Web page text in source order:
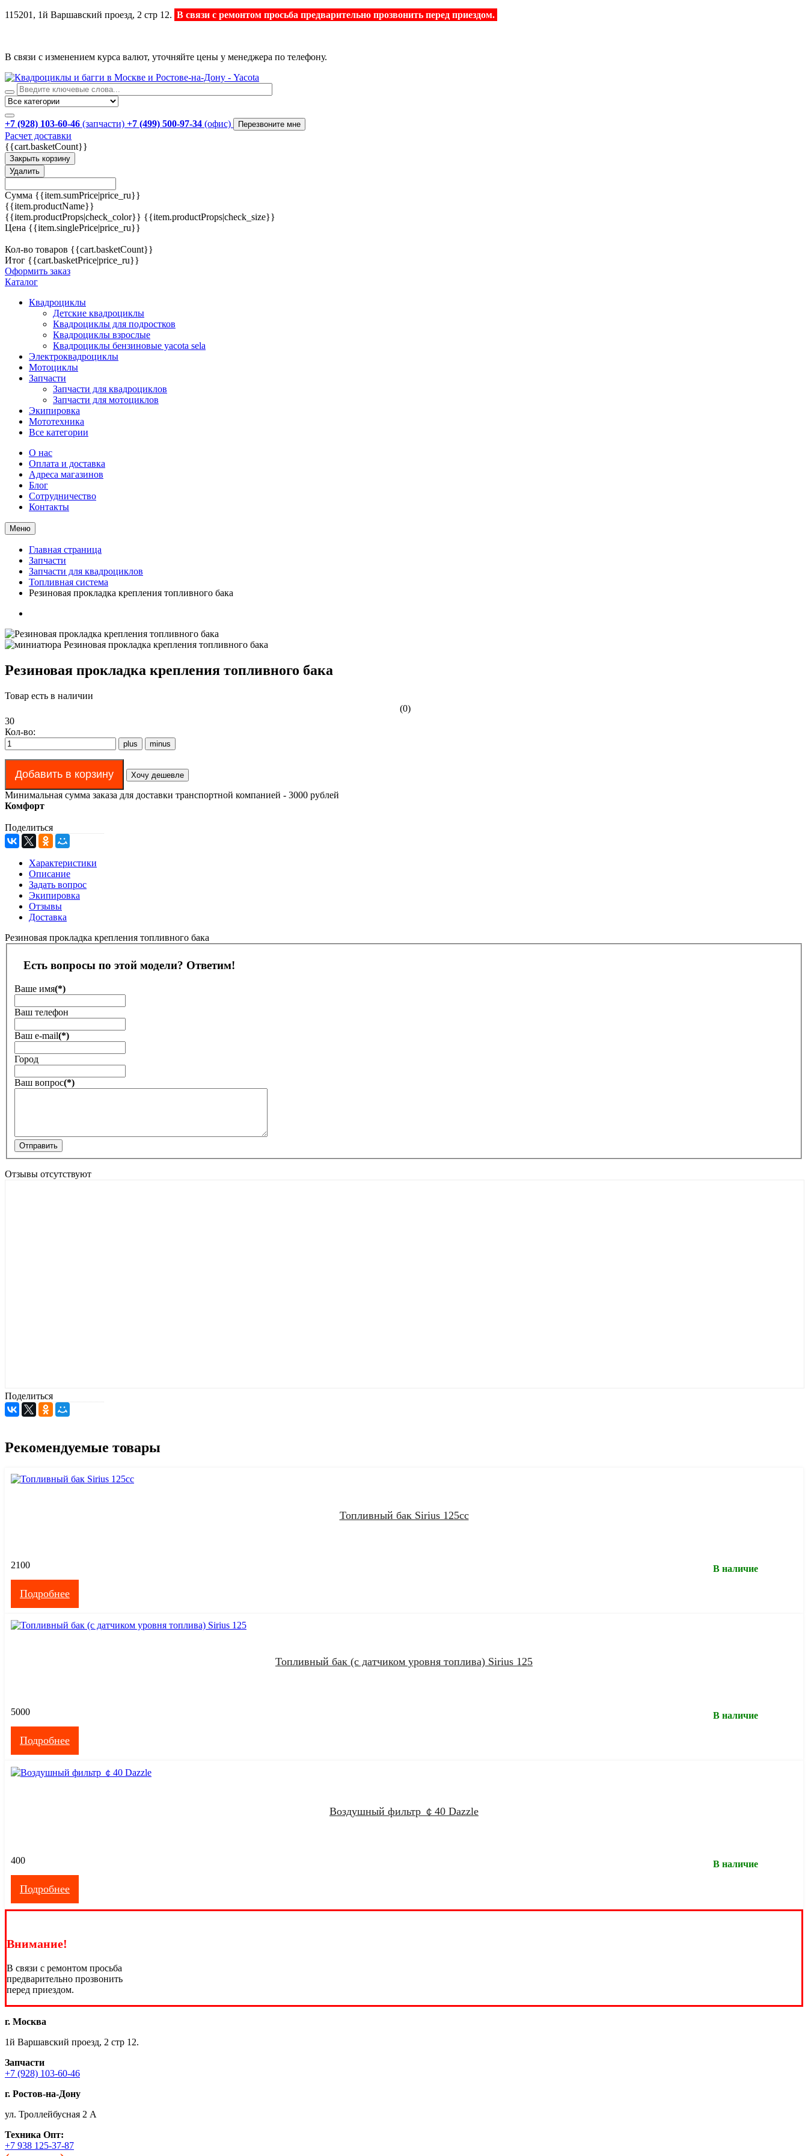
115201, 1й Варшавский проезд, 2 стр 12. В связи с ремонтом просьба предварительно прозвонить перед приездом.
В связи с изменением курса валют, уточняйте цены у менеджера по телефону.
+7 (928) 103-60-46 (запчасти) +7 (499) 500-97-34 (офис) Перезвоните мне
Расчет доставки
{{cart.basketCount}}
Закрыть корзину
Удалить
Сумма {{item.sumPrice|price_ru}}
{{item.productName}}
{{item.productProps|check_color}} {{item.productProps|check_size}}
Цена {{item.singlePrice|price_ru}}
Кол-во товаров {{cart.basketCount}}
Итог {{cart.basketPrice|price_ru}}
Оформить заказ
Каталог
Квадроциклы
Детские квадроциклы
Квадроциклы для подростков
Квадроциклы взрослые
Квадроциклы бензиновые yacota sela
Электроквадроциклы
Мотоциклы
Запчасти
Запчасти для квадроциклов
Запчасти для мотоциклов
Экипировка
Мототехника
Все категории
О нас
Оплата и доставка
Адреса магазинов
Блог
Сотрудничество
Контакты
Меню
Главная страница
Запчасти
Запчасти для квадроциклов
Топливная система
Резиновая прокладка крепления топливного бака
Резиновая прокладка крепления топливного бака
Товар есть в наличии
(0)
30
Кол-во:
Хочу дешевле
Минимальная сумма заказа для доставки транспортной компанией - 3000 рублей
Комфорт
Поделиться
Характеристики
Описание
Задать вопрос
Экипировка
Отзывы
Доставка
Резиновая прокладка крепления топливного бака
Есть вопросы по этой модели? Ответим!
Ваше имя(*)
Ваш телефон
Ваш е-mail(*)
Город
Ваш вопрос(*)
Отправить
Отзывы отсутствуют
Поделиться
Рекомендуемые товары
Топливный бак Sirius 125cc
В наличие
2100
Подробнее
Топливный бак (с датчиком уровня топлива) Sirius 125
В наличие
5000
Подробнее
Воздушный фильтр ￠40 Dazzle
В наличие
400
Подробнее
Внимание!
В связи с ремонтом просьба
предварительно прозвонить
перед приездом.
г. Москва
1й Варшавский проезд, 2 стр 12.
Запчасти
+7 (928) 103-60-46
г. Ростов-на-Дону
ул. Троллейбусная 2 А
Техника Опт:
+7 938 125-37-87